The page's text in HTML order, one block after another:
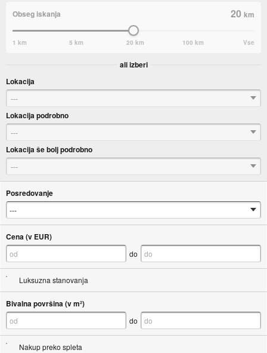
Obseg iskanja 20km
1 km 5 km 20 km 100 km Vse
ali izberi
Lokacija
---
Lokacija podrobno
---
Lokacija še bolj podrobno
---
Posredovanje
Cena (v EUR)
do
Luksuzna stanovanja
Bivalna površina (v m²)
do
Nakup preko spleta